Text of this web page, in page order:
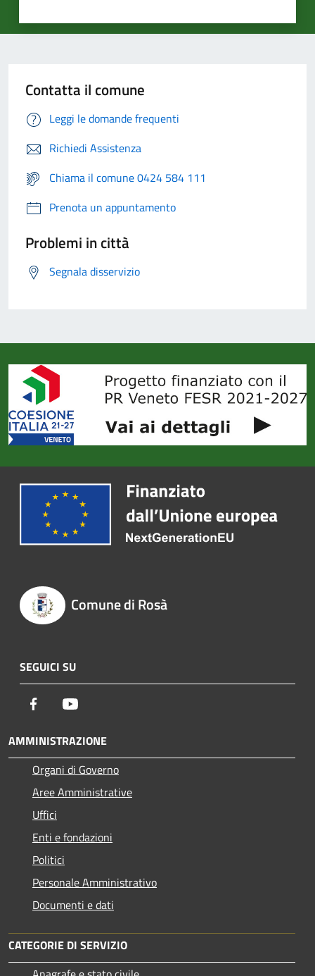
Contatta il comune
Leggi le domande frequenti
Richiedi Assistenza
Chiama il comune 0424 584 111
Prenota un appuntamento
Problemi in città
Segnala disservizio
Comune di Rosà
SEGUICI SU
Facebook
AMMINISTRAZIONE
Organi di Governo
Aree Amministrative
Uffici
Enti e fondazioni
Politici
Personale Amministrativo
Documenti e dati
CATEGORIE DI SERVIZIO